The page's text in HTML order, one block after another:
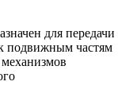
для передачи
подвижным частям